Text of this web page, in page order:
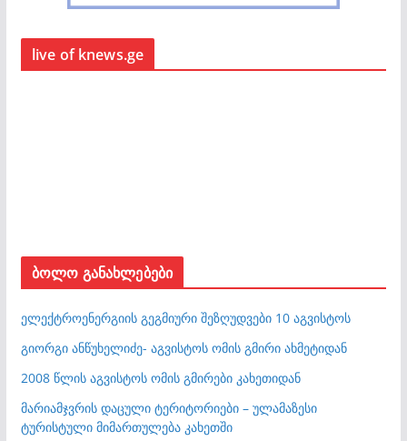
live of knews.ge
ბოლო განახლებები
ელექტროენერგიის გეგმიური შეზღუდვები 10 აგვისტოს
გიორგი ანწუხელიძე- აგვისტოს ომის გმირი ახმეტიდან
2008 წლის აგვისტოს ომის გმირები კახეთიდან
მარიამჯვრის დაცული ტერიტორიები – ულამაზესი
ტურისტული მიმართულება კახეთში